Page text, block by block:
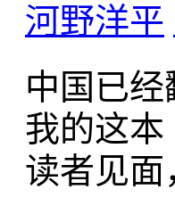
河野洋平
中国已
我的这
读者见